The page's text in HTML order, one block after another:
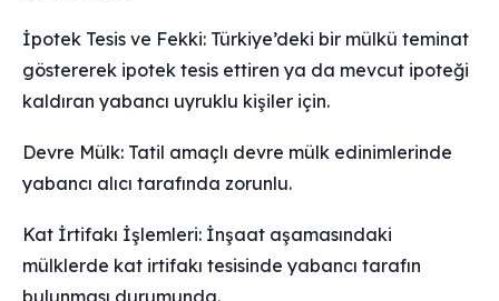
İpotek Tesis ve Fekki: Türkiye’deki bir mülkü teminat
göstererek ipotek tesis ettiren ya da mevcut ipoteği
kaldıran yabancı uyruklu kişiler için.
Devre Mülk: Tatil amaçlı devre mülk edinimlerinde
yabancı alıcı tarafında zorunlu.
Kat İrtifakı İşlemleri: İnşaat aşamasındaki
mülklerde kat irtifakı tesisinde yabancı tarafın
bulunması durumunda.